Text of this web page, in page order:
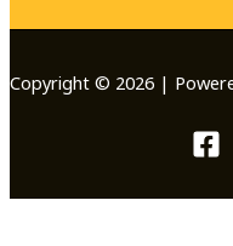
Copyright © 2026 |